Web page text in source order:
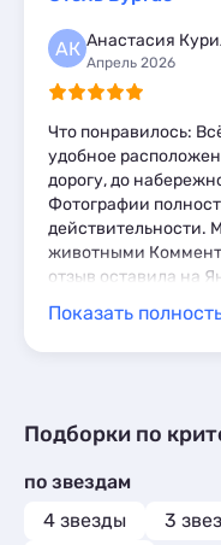
1
Комнаты 1
Мини-отели 2
АК Анастасия
Апрель 2026
Что понравилось:
удобное
дорогу, до
Фотографии
действительности.
животными
отзыв оставила на
гостиницы, к
Персонал
советую для
Показать
Подборки по
по звездам
4 звезды
3